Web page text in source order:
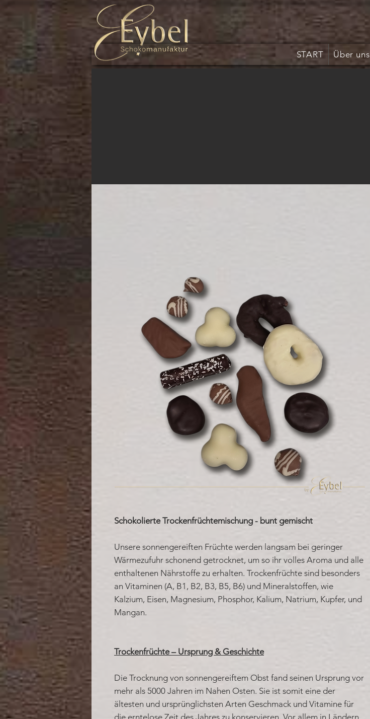
START Über uns
Schokolierte Trockenfrüchtemischung - bunt gemischt
Unsere sonnengereiften Früchte werden langsam bei geringer
Wärmezufuhr schonend getrocknet, um so ihr volles Aroma und alle
enthaltenen Nährstoffe zu erhalten. Trockenfrüchte sind besonders
an Vitaminen (A, B1, B2, B3, B5, B6) und Mineralstoffen, wie
Kalzium, Eisen, Magnesium, Phosphor, Kalium, Natrium, Kupfer, und
Mangan.
Trockenfrüchte – Ursprung & Geschichte
Die Trocknung von sonnengereiftem Obst fand seinen Ursprung vor
mehr als 5000 Jahren im Nahen Osten. Sie ist somit eine der
ältesten und ursprünglichsten Arten Geschmack und Vitamine für
die erntelose Zeit des Jahres zu konservieren. Vor allem in Ländern